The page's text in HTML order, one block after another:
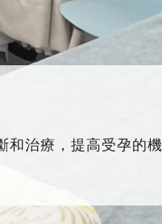
和治療，提高受孕的機